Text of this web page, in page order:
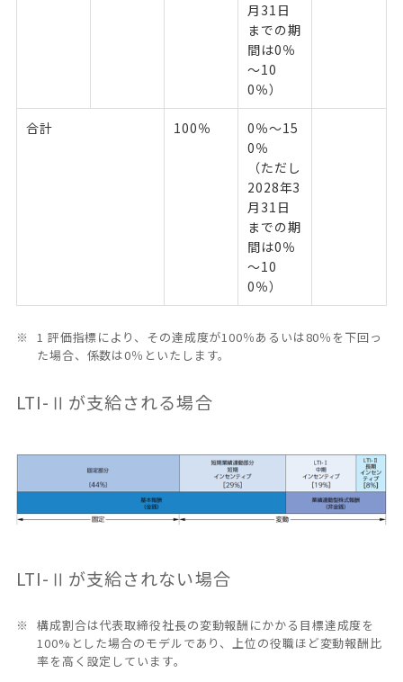
月31日
までの期
間は0％
～10
0％）
合計 100％
0％～15
0％
（ただし
2028年3
月31日
までの期
間は0％
～10
0％）
1 評価指標により、その達成度が100％あるいは80％を下回っ
た場合、係数は0％といたします。
LTI-Ⅱが支給される場合
LTI-Ⅱが支給されない場合
構成割合は代表取締役社長の変動報酬にかかる目標達成度を
100%とした場合のモデルであり、上位の役職ほど変動報酬比
率を高く設定しています。